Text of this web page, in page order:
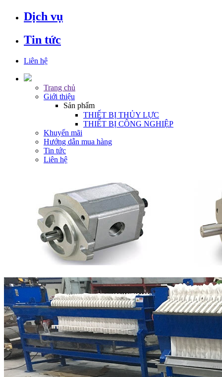
Dịch vụ
Tin tức
Liên hệ
Trang chủ
Giới thiệu
Sản phẩm
THIẾT BỊ THỦY LỰC
THIẾT BỊ CÔNG NGHIỆP
Khuyến mãi
Hướng dẫn mua hàng
Tin tức
Liên hệ